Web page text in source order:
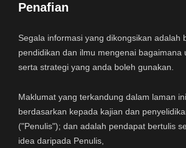
Penafian
Segala informasi yang dikongsikan adalah
pendidikan dan ilmu mengenai bagaimana
serta strategi yang anda boleh gunakan.
Maklumat yang terkandung dalam laman
berdasarkan kepada kajian dan
("Penulis"); dan adalah pendapat bertulis
idea daripada Penulis,